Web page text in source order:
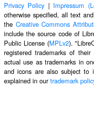
Privacy Policy | Impressum
otherwise specified, all text
the Creative Commons
include the source code of
Public License (MPLv2).
registered trademarks of
actual use as trademarks in
and icons are also subject to
explained in ourtrademark